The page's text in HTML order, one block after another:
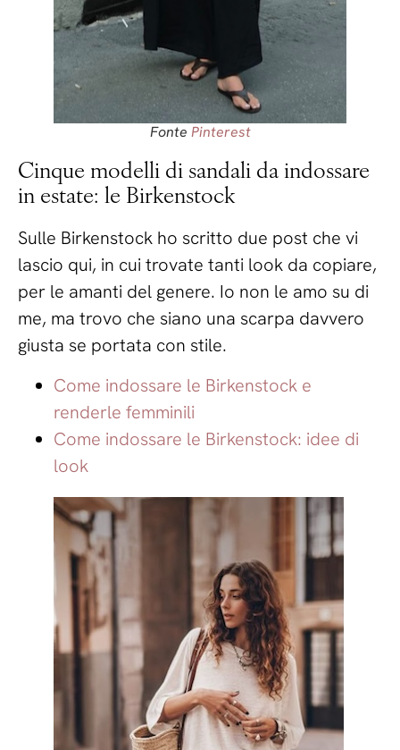
Fonte Pinterest
Cinque modelli di sandali da indossare
in estate: le Birkenstock
Sulle Birkenstock ho scritto due post che vi
lascio qui, in cui trovate tanti look da copiare,
per le amanti del genere. Io non le amo su di
me, ma trovo che siano una scarpa davvero
giusta se portata con stile.
Come indossare le Birkenstock e
renderle femminili
Come indossare le Birkenstock: idee di
look